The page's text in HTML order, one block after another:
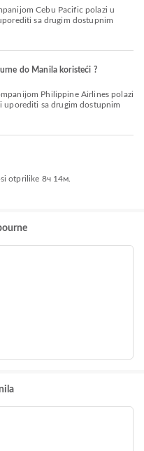
sa drugim dostupnim
do Manila koristeći ?
uporediti sa drugim dostupnim
otprilike 8ч 14м.